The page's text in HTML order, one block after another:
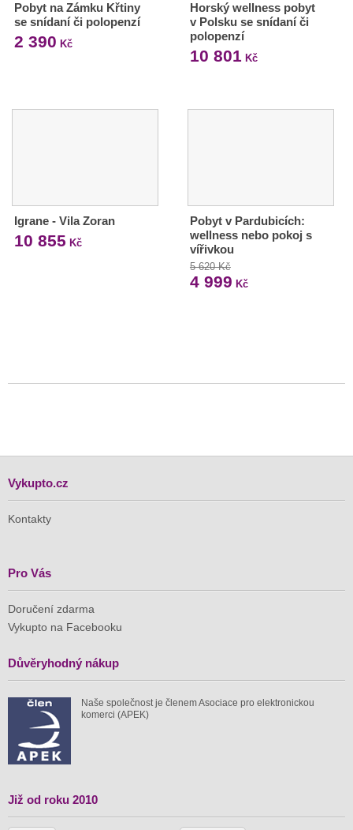
Pobyt na Zámku Křtiny
se snídaní či polopenzí
2 390 Kč
Horský wellness pobyt
v Polsku se snídaní či
polopenzí
10 801 Kč
Igrane - Vila Zoran
10 855 Kč
Pobyt v Pardubicích:
wellness nebo pokoj s
vířivkou
5 620 Kč
4 999 Kč
Vykupto.cz
Kontakty
Pro Vás
Doručení zdarma
Vykupto na Facebooku
Důvěryhodný nákup
Naše společnost je členem Asociace pro elektronickou
komerci (APEK)
Již od roku 2010